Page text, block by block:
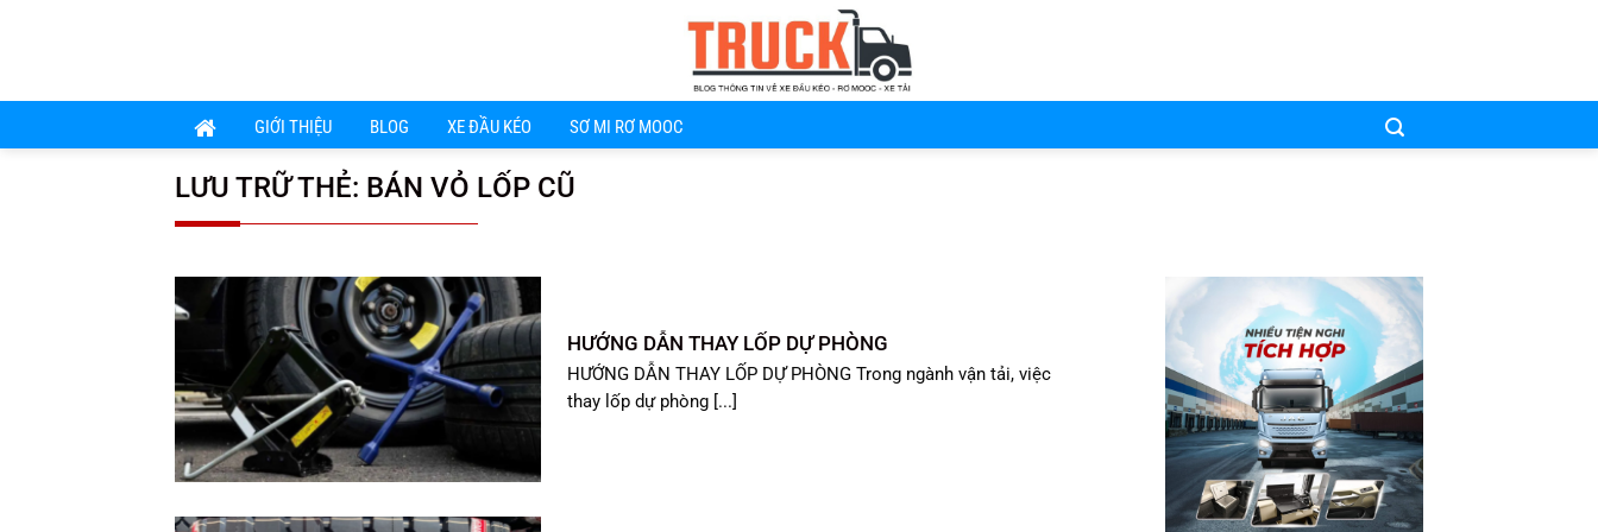
dung
GIỚI THIỆU BLOG XE ĐẦU KÉO SƠ MI RƠ MOOC
LƯU TRỮ THẺ: BÁN VỎ LỐP CŨ
HƯỚNG DẪN THAY LỐP DỰ PHÒNG
HƯỚNG DẪN THAY LỐP DỰ PHÒNG Trong ngành vận tải, việc
thay lốp dự phòng [...]